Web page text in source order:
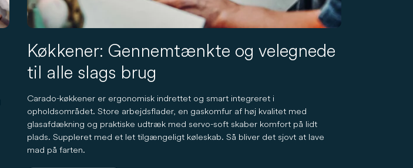
Køkkener: Gennemtænkte og velegnede
til alle slags brug
Carado-køkkener er ergonomisk indrettet og smart integreret i
opholdsområdet. Store arbejdsflader, en gaskomfur af høj kvalitet med
glasafdækning og praktiske udtræk med servo-soft skaber komfort på lidt
plads. Suppleret med et let tilgængeligt køleskab. Så bliver det sjovt at lave
mad på farten.